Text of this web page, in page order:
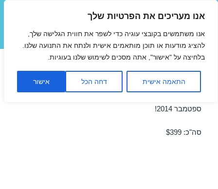
אנו מעריכים את הפרטיות שלך
אנו משתמשים בקובצי עוגיה כדי לשפר את חווית הגלישה שלך,
להציג מודעות או תוכן מותאמים אישית ולנתח את התנועה שלנו.
בלחיצה על "אישור", אתה מסכים לשימוש שלנו בעוגיות.
התאמה אישית דחה הכל אישור
תפריטים
ווידג'טים
טיסה לורשה 07/09/2014
ספטמבר 2014!
סה"כ: $399